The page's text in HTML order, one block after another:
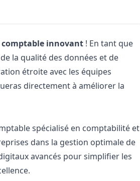
comptable innovant ! En tant que
la qualité des données et de
étroite avec les équipes
directement à améliorer la
spécialisé en comptabilité et
dans la gestion optimale de
avancés pour simplifier les